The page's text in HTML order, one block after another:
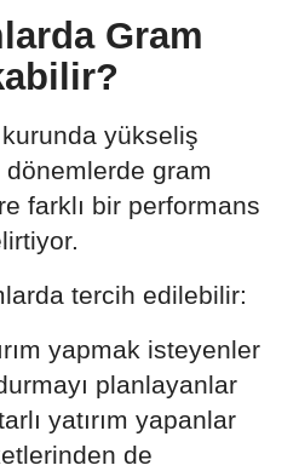
Gram
yükseliş
gram
farklı bir performans
tercih edilebilir:
yapmak isteyenler
planlayanlar
yatırım yapanlar
de